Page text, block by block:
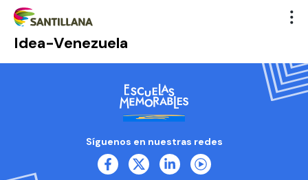
Idea-Venezuela
Síguenos en nuestras redes